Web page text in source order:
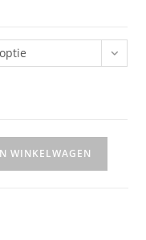
WINKELWAGEN